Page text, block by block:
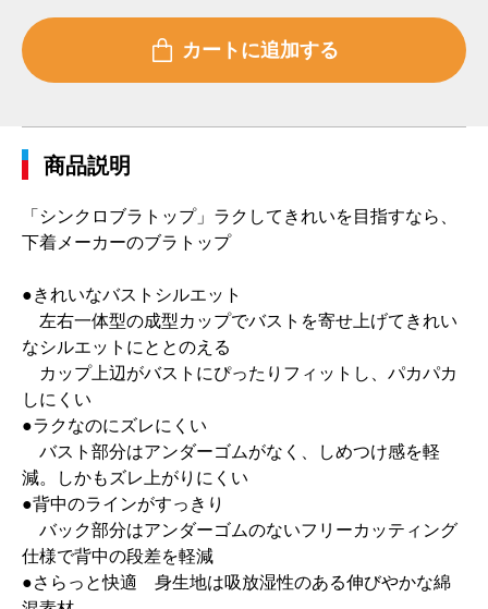
商品説明
「シンクロブラトップ」ラクしてきれいを目指すなら、
下着メーカーのブラトップ
●きれいなバストシルエット
左右一体型の成型カップでバストを寄せ上げてきれい
なシルエットにととのえる
カップ上辺がバストにぴったりフィットし、パカパカ
しにくい
●ラクなのにズレにくい
バスト部分はアンダーゴムがなく、しめつけ感を軽
減。しかもズレ上がりにくい
●背中のラインがすっきり
バック部分はアンダーゴムのないフリーカッティング
仕様で背中の段差を軽減
●さらっと快適 身生地は吸放湿性のある伸びやかな綿